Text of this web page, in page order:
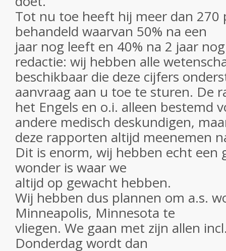
Tot nu toe heeft hij meer dan 270
behandeld waarvan 50% na een
jaar nog leeft en 40% na 2 jaar
redactie: wij hebben alle
beschikbaar die deze cijfers
aanvraag aan u toe te sturen. De
het Engels en o.i. alleen bestemd
andere medisch deskundigen,
deze rapporten altijd meenemen
Dit is enorm, wij hebben echt een
wonder is waar we
altijd op gewacht hebben.
Wij hebben dus plannen om a.s.
Minneapolis, Minnesota te
vliegen. We gaan met zijn allen
Donderdag wordt dan